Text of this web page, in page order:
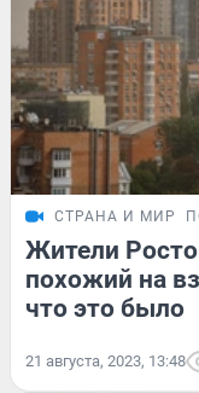
СТРАНА И МИР
Жители
похожий на
что это было
21 августа, 2023, 13:48